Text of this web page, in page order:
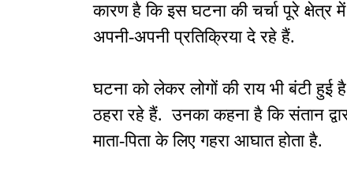
कारण है कि इस घटना की चर्चा पूरे
अपनी-अपनी प्रतिक्रिया दे रहे हैं.
घटना को लेकर लोगों की राय भी बंटी
ठहरा रहे हैं. उनका कहना है कि संतान
माता-पिता के लिए गहरा आघात होता है.